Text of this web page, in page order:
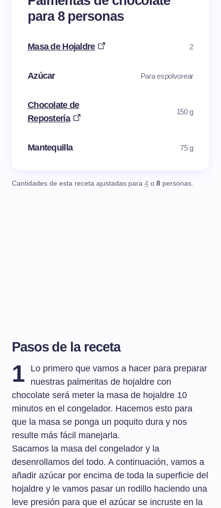
para 8 personas
Masa de Hojaldre 2
Azúcar Para espolvorear
Chocolate de
Repostería
150 g
Mantequilla 75 g
Cantidades de esta receta ajustadas para 4 o 8 personas.
Pasos de la receta
1
Lo primero que vamos a hacer para preparar
nuestras palmeritas de hojaldre con
chocolate será meter la masa de hojaldre 10
minutos en el congelador. Hacemos esto para
que la masa se ponga un poquito dura y nos
resulte más fácil manejarla.
Sacamos la masa del congelador y la
desenrollamos del todo. A continuación, vamos a
añadir azúcar por encima de toda la superficie del
hojaldre y le vamos pasar un rodillo haciendo una
leve presión para que el azúcar se incruste en la